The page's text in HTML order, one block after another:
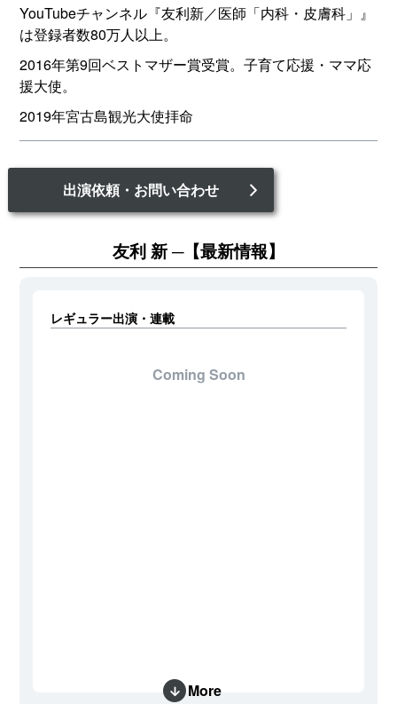
YouTubeチャンネル『友利新／医師「内科・皮膚科」』
は登録者数80万人以上。
2016年第9回ベストマザー賞受賞。子育て応援・ママ応
援大使。
2019年宮古島観光大使拝命
出演依頼・お問い合わせ
友利 新 【最新情報】
レギュラー出演・連載
Coming Soon
More